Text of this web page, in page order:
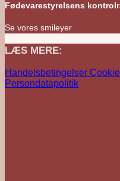
Fødevarestyrelsens
Se vores smileyer
LÆS MERE:
Handelsbetingelser
Persondatapolitik